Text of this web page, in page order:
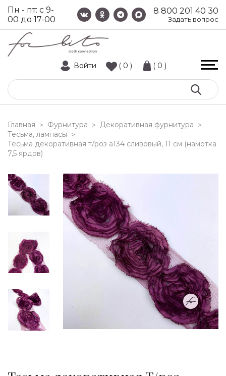
8 800 201 40 30
Задать вопрос
Пн - пт: с 9-
00 до 17-00
Войти ( 0 ) ( 0 )
Главная > Фурнитура > Декоративная фурнитура >
Тесьма, лампасы >
тесьма декоративная т/роз a134 сливовый, 11 см (намотка
7,5 ярдов)